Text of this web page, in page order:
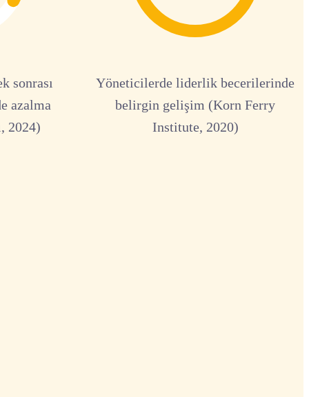
sonrası
azalma
2024)
Yöneticilerde liderlik becerilerinde
belirgin gelişim (Korn Ferry
Institute, 2020)